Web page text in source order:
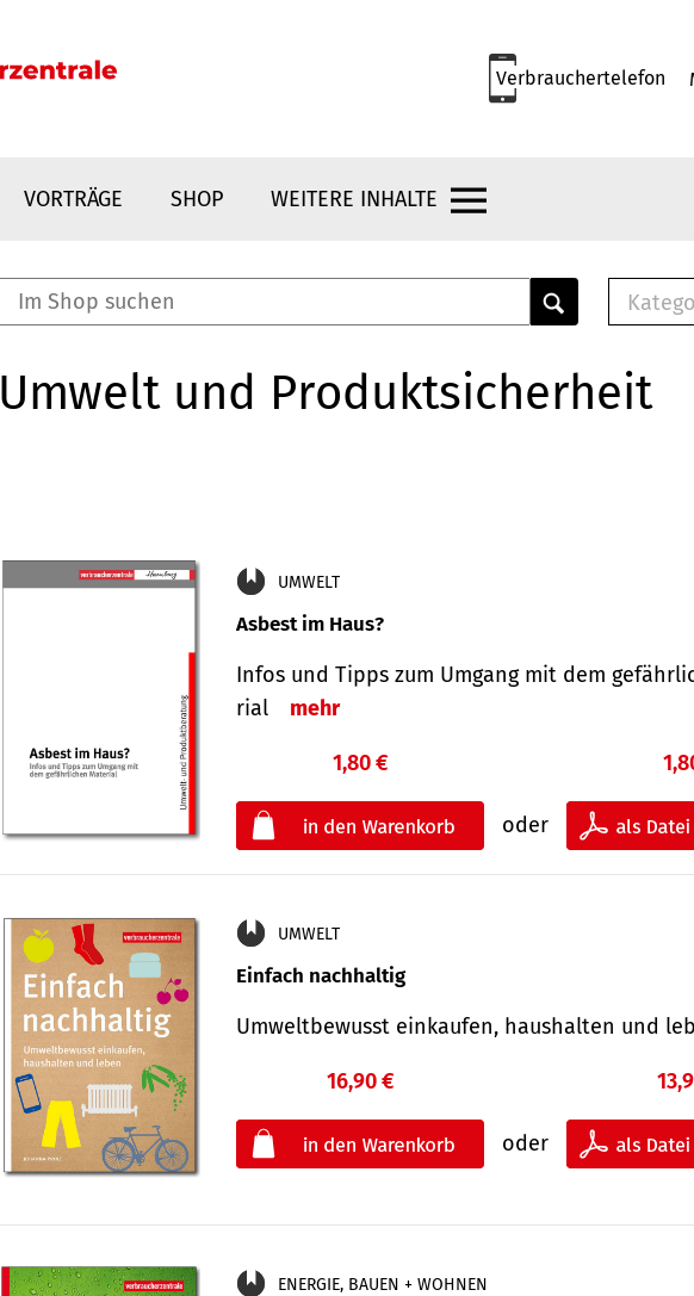
Verbrauchertelefon
VORTRÄGE SHOP WEITERE INHALTE
Umwelt und Produktsicherheit
UMWELT
Asbest im Haus?
Infos und Tipps zum Um­gang mit dem
rial
mehr
1,80 €
oder
UMWELT
Einfach nachhaltig
Umweltbewusst einkaufen, haushalten und
16,90 €
oder
ENERGIE, BAUEN + WOHNEN